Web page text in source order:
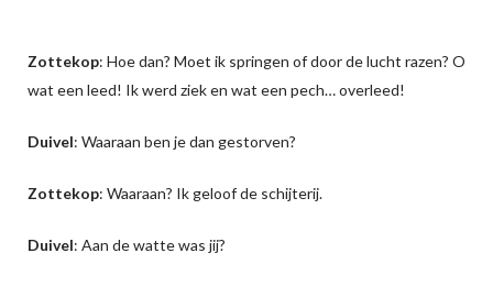
Zottekop: Hoe dan? Moet ik springen of door de lucht razen? O
wat een leed! Ik werd ziek en wat een pech… overleed!
Duivel: Waaraan ben je dan gestorven?
Zottekop: Waaraan? Ik geloof de schijterij.
Duivel: Aan de watte was jij?